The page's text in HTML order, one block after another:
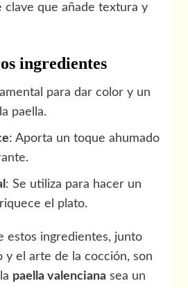
clave que añade textura y
ingredientes
para dar color y un
paella.
: Aporta un toque ahumado
: Se utiliza para hacer un
el plato.
estos ingredientes, junto
y el arte de la cocción, son
paella valenciana sea un